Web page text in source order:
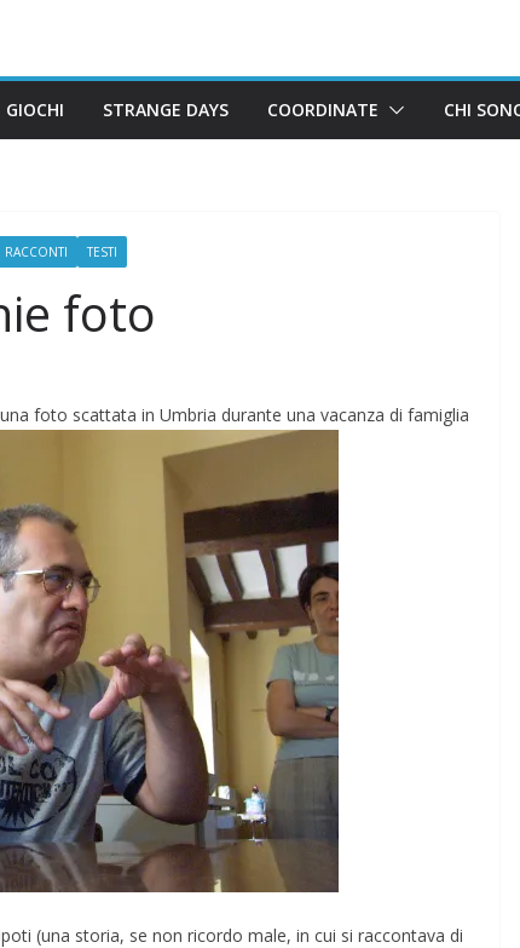
GIOCHI STRANGE DAYS COORDINATE CHI
RACCONTI TESTI
foto
foto scattata in Umbria durante una vacanza di famiglia
(una storia, se non ricordo male, in cui si raccontava di